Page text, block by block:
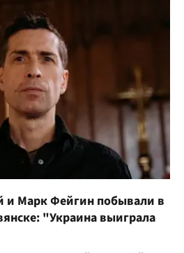
и Марк Фейгин побывали в
"Украина выиграла